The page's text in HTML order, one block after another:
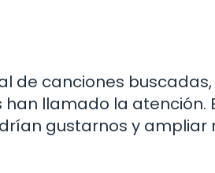
de canciones
llamado la atención.
gustarnos y ampliar